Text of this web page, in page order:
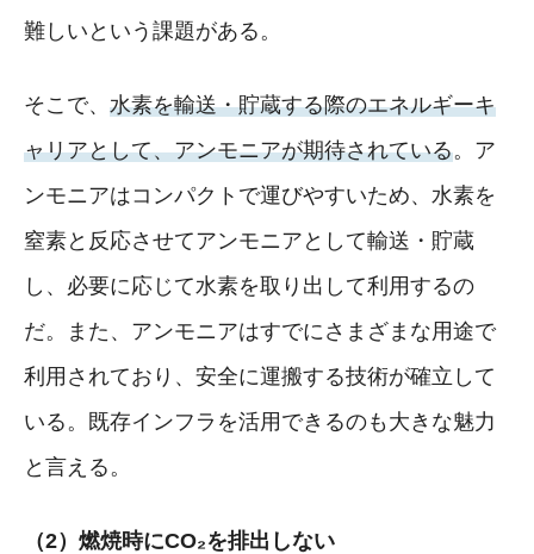
難しいという課題がある。
そこで、 水素を輸送・貯蔵する際のエネルギーキ
ャリアとして、アンモニアが期待されている。ア
ンモニアはコンパクトで運びやすいため、水素を
窒素と反応させてアンモニアとして輸送・貯蔵
し、必要に応じて水素を取り出して利用するの
だ。また、アンモニアはすでにさまざまな用途で
利用されており、安全に運搬する技術が確立して
いる。既存インフラを活用できるのも大きな魅力
と言える。
（2）燃焼時にCO₂を排出しない